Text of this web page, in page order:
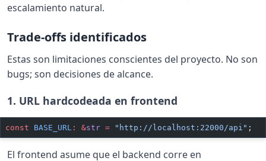
escalamiento natural.
Trade-offs identificados
Estas son limitaciones conscientes del proyecto. No son
bugs; son decisiones de alcance.
1. URL hardcodeada en frontend
const BASE_URL : &str = "http://localhost:22000/api" ;
El frontend asume que el backend corre en